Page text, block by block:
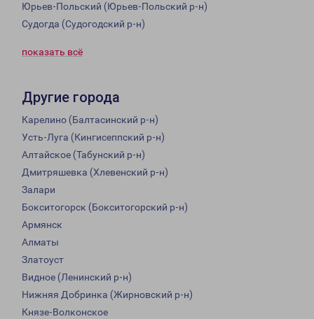
Юрьев-Польский (Юрьев-Польский р-н)
Судогда (Судогодский р-н)
показать всё
Другие города
Карелино (Балтасинский р-н)
Усть-Луга (Кингисеппский р-н)
Алтайское (Табунский р-н)
Дмитряшевка (Хлевенский р-н)
Залари
Бокситогорск (Бокситогорский р-н)
Армянск
Алматы
Златоуст
Видное (Ленинский р-н)
Нижняя Добринка (Жирновский р-н)
Князе-Волконское